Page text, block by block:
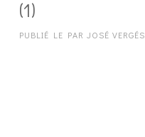
(1)
PUBLIÉ LE PAR JOSÉ VERGÉS